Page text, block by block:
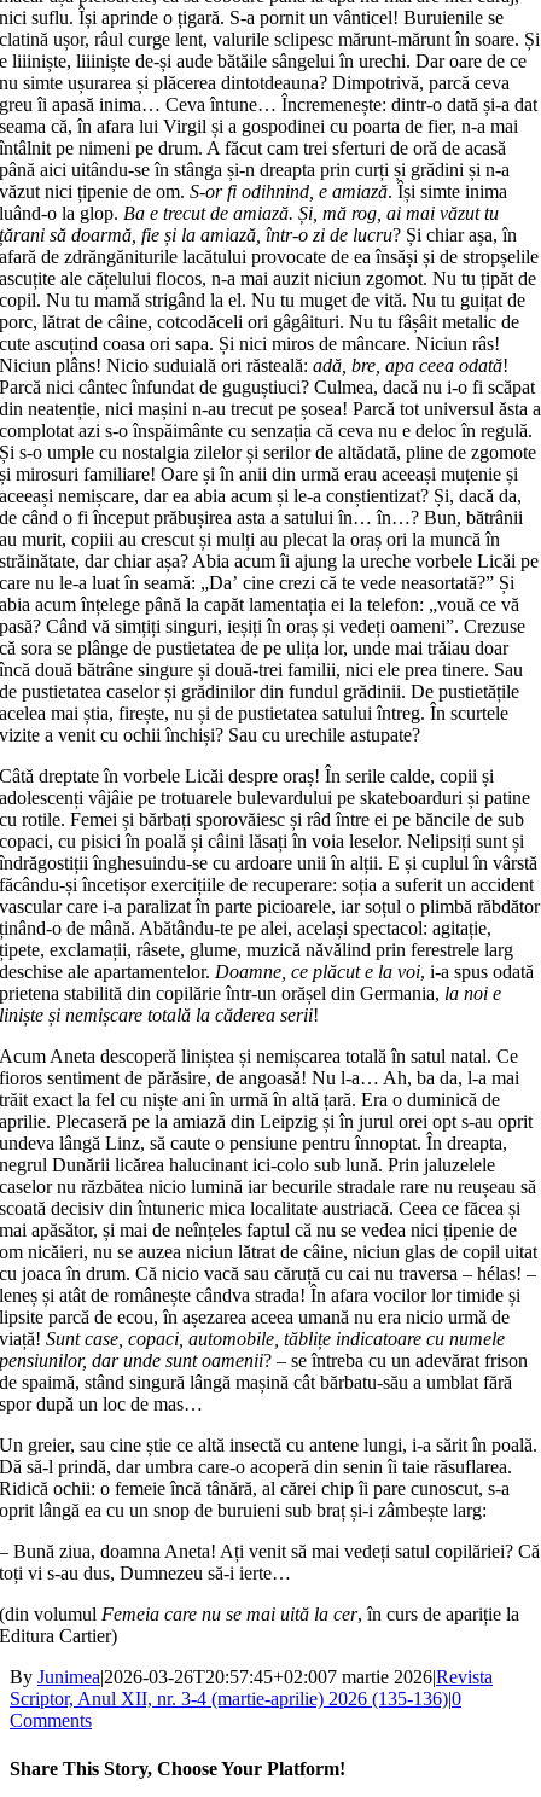
nici suflu. Își aprinde o țigară. S-a pornit un vânticel! Buruienile se
clatină ușor, râul curge lent, valurile sclipesc mărunt-mărunt în soare. Și
e liiiniște, liiiniște de-și aude bătăile sângelui în urechi. Dar oare de ce
nu simte ușurarea și plăcerea dintotdeauna? Dimpotrivă, parcă ceva
greu îi apasă inima… Ceva întune… Încremenește: dintr-o dată și-a dat
seama că, în afara lui Virgil și a gospodinei cu poarta de fier, n-a mai
întâlnit pe nimeni pe drum. A făcut cam trei sferturi de oră de acasă
până aici uitându-se în stânga și-n dreapta prin curți și grădini și n-a
văzut nici țipenie de om.S-or fi odihnind, e amiază. Își simte inima
luând-o la glop.Ba e trecut de amiază. Și, mă rog, ai mai văzut tu
țărani să doarmă, fie și la amiază, într-o zi de lucru? Și chiar așa, în
afară de zdrăngăniturile lacătului provocate de ea însăși și de stropșelile
ascuțite ale cățelului flocos, n-a mai auzit niciun zgomot. Nu tu țipăt de
copil. Nu tu mamă strigând la el. Nu tu muget de vită. Nu tu guițat de
porc, lătrat de câine, cotcodăceli ori gâgâituri. Nu tu fâșâit metalic de
cute ascuțind coasa ori sapa. Și nici miros de mâncare. Niciun râs!
Niciun plâns! Nicio suduială ori răsteală:adă, bre, apa ceea odată!
Parcă nici cântec înfundat de guguștiuci? Culmea, dacă nu i-o fi scăpat
din neatenție, nici mașini n-au trecut pe șosea! Parcă tot universul ăsta a
complotat azi s-o înspăimânte cu senzația că ceva nu e deloc în regulă.
Și s-o umple cu nostalgia zilelor și serilor de altădată, pline de zgomote
și mirosuri familiare! Oare și în anii din urmă erau aceeași muțenie și
aceeași nemișcare, dar ea abia acum și le-a conștientizat? Și, dacă da,
de când o fi început prăbușirea asta a satului în… în…? Bun, bătrânii
au murit, copiii au crescut și mulți au plecat la oraș ori la muncă în
străinătate, dar chiar așa? Abia acum îi ajung la ureche vorbele Licăi pe
care nu le-a luat în seamă: „Daʼ cine crezi că te vede neasortată?” Și
abia acum înțelege până la capăt lamentația ei la telefon: „vouă ce vă
pasă? Când vă simțiți singuri, ieșiți în oraș și vedeți oameni”. Crezuse
că sora se plânge de pustietatea de pe ulița lor, unde mai trăiau doar
încă două bătrâne singure și două-trei familii, nici ele prea tinere. Sau
de pustietatea caselor și grădinilor din fundul grădinii. De pustietățile
acelea mai știa, firește, nu și de pustietatea satului întreg. În scurtele
vizite a venit cu ochii închiși? Sau cu urechile astupate?
Câtă dreptate în vorbele Licăi despre oraș! În serile calde, copii și
adolescenți vâjâie pe trotuarele bulevardului pe skateboarduri și patine
cu rotile. Femei și bărbați sporovăiesc și râd între ei pe băncile de sub
copaci, cu pisici în poală și câini lăsați în voia leselor. Nelipsiți sunt și
îndrăgostiții înghesuindu-se cu ardoare unii în alții. E și cuplul în vârstă
făcându-și încetișor exercițiile de recuperare: soția a suferit un accident
vascular care i-a paralizat în parte picioarele, iar soțul o plimbă răbdător
ținând-o de mână. Abătându-te pe alei, același spectacol: agitație,
țipete, exclamații, râsete, glume, muzică năvălind prin ferestrele larg
deschise ale apartamentelor.Doamne, ce plăcut e la voi, i-a spus odată
prietena stabilită din copilărie într-un orășel din Germania, la noi e
liniște și nemișcare totală la căderea serii!
Acum Aneta descoperă liniștea și nemișcarea totală în satul natal. Ce
fioros sentiment de părăsire, de angoasă! Nu l-a… Ah, ba da, l-a mai
trăit exact la fel cu niște ani în urmă în altă țară. Era o duminică de
aprilie. Plecaseră pe la amiază din Leipzig și în jurul orei opt s-au oprit
undeva lângă Linz, să caute o pensiune pentru înnoptat. În dreapta,
negrul Dunării licărea halucinant ici-colo sub lună. Prin jaluzelele
caselor nu răzbătea nicio lumină iar becurile stradale rare nu reușeau să
scoată decisiv din întuneric mica localitate austriacă. Ceea ce făcea și
mai apăsător, și mai de neînțeles faptul că nu se vedea nici țipenie de
om nicăieri, nu se auzea niciun lătrat de câine, niciun glas de copil uitat
cu joaca în drum. Că nicio vacă sau căruță cu cai nu traversa – hélas! –
leneș și atât de românește cândva strada! În afara vocilor lor timide și
lipsite parcă de ecou, în așezarea aceea umană nu era nicio urmă de
viață!Sunt case, copaci, automobile, tăblițe indicatoare cu numele
pensiunilor, dar unde sunt oamenii? – se întreba cu un adevărat frison
de spaimă, stând singură lângă mașină cât bărbatu-său a umblat fără
spor după un loc de mas…
Un greier, sau cine știe ce altă insectă cu antene lungi, i-a sărit în poală.
Dă să-l prindă, dar umbra care-o acoperă din senin îi taie răsuflarea.
Ridică ochii: o femeie încă tânără, al cărei chip îi pare cunoscut, s-a
oprit lângă ea cu un snop de buruieni sub braț și-i zâmbește larg:
– Bună ziua, doamna Aneta! Ați venit să mai vedeți satul copilăriei? Că
toți vi s-au dus, Dumnezeu să-i ierte…
(din volumul Femeia care nu se mai uită la cer, în curs de apariție la
Editura Cartier)
By Junimea|2026-03-26T20:57:45+02:007 martie 2026|Revista
Scriptor, Anul XII, nr. 3-4 (martie-aprilie) 2026 (135-136)|0
Comments
Share This Story, Choose Your Platform!